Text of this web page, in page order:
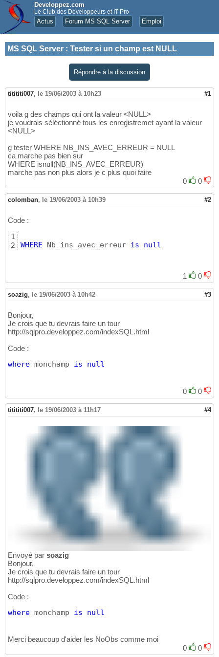
Developpez.com
Le Club des Développeurs et IT Pro
Actus Forum MS SQL Server Emploi
MS SQL Server : Tester si un champ est NULL
Répondre à la discussion
titititi007, le 19/06/2003 à 10h23 #1
voila g des champs qui ont la valeur <NULL>
je voudrais séléctionné tous les enregistremet ayant la valeur
<NULL>
g tester WHERE NB_INS_AVEC_ERREUR = NULL
ca marche pas bien sur
WHERE isnull(NB_INS_AVEC_ERREUR)
marche pas non plus alors je c plus quoi faire
0
0
colomban, le 19/06/2003 à 10h39 #2
Code :
1
2
WHERE Nb_ins_avec_erreur is null
1 0
soazig, le 19/06/2003 à 10h42 #3
Bonjour,
Je crois que tu devrais faire un tour
http://sqlpro.developpez.com/indexSQL.html
Code :
where monchamp is null
0 0
titititi007, le 19/06/2003 à 11h17 #4
Envoyé par soazig
Bonjour,
Je crois que tu devrais faire un tour
http://sqlpro.developpez.com/indexSQL.html
Code :
where monchamp is null
Merci beaucoup d'aider les NoObs comme moi
0
0